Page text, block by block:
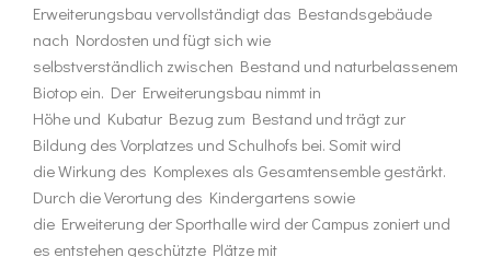
Erweiterungsbau vervollständigt das Bestandsgebäude
nach Nordosten und fügt sich wie
selbstverständlich zwischen Bestand und naturbelassenem
Biotop ein. Der Erweiterungsbau nimmt in
Höhe und Kubatur Bezug zum Bestand und trägt zur
Bildung des Vorplatzes und Schulhofs bei. Somit wird
die Wirkung des Komplexes als Gesamtensemble gestärkt.
Durch die Verortung des Kindergartens sowie
die Erweiterung der Sporthalle wird der Campus zoniert und
es entstehen geschützte Plätze mit